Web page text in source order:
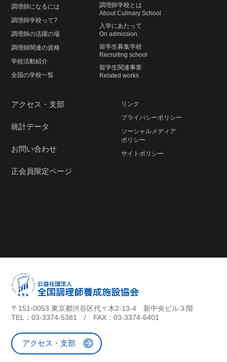
調理師になるには
調理師学校って?
調理師の活躍の場
調理師関連の資格
学校活動紹介
全国の学校一覧
調理師学校とは
About Culinary School
入学にあたって
On admission
留学生募集学校
Recruiting school
留学生関連事業
Related works
アクセス・支部
統計データ
お問い合わせ
正会員限定ページ
リンク
プライバシーポリシー
ソーシャルメディア
ポリシー
サイトポリシー
〒151-0053 東京都渋谷区代々木2-13-4 新中央ビル３階
TEL：03-3374-5381 / FAX：03-3374-6401
アクセス・支部